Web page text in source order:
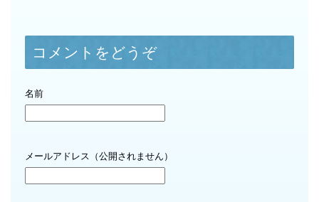
コメントをどうぞ
名前
メールアドレス（公開されません）